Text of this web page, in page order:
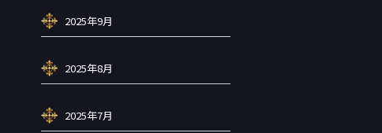
2025年9月
2025年8月
2025年7月